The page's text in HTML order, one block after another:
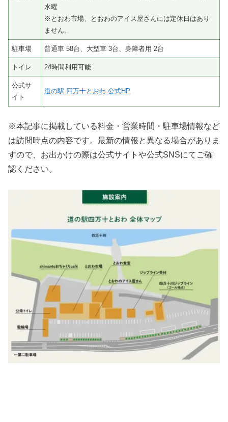
水曜
※とおわ市場、とおわのアイス屋さんには定休日はあり
ません。
駐車場 普通車 58台、大型車 3台、身障者用 2台
トイレ 24時間利用可能
公式サ
イト
道の駅 四万十とおわ 公式HP
※本記事に掲載している料金・営業時間・駐車場情報など
は訪問時点の内容です。最新の情報と異なる場合がありま
すので、お出かけの際は公式サイトや公式SNSにてご確
認ください。